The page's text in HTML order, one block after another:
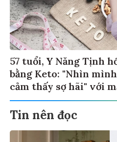
57 tuổi, Y Năng Tịnh
bằng Keto: "Nhìn
cảm thấy sợ hãi" với
Tin nên đọc